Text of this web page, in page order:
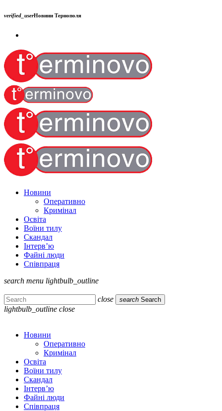
verified_userНовини Тернополя
Новини
Оперативно
Кримінал
Освіта
Воїни тилу
Скандал
Інтерв’ю
Файні люди
Співпраця
search menu lightbulb_outline
close search Search
lightbulb_outline close
Новини
Оперативно
Кримінал
Освіта
Воїни тилу
Скандал
Інтерв’ю
Файні люди
Співпраця